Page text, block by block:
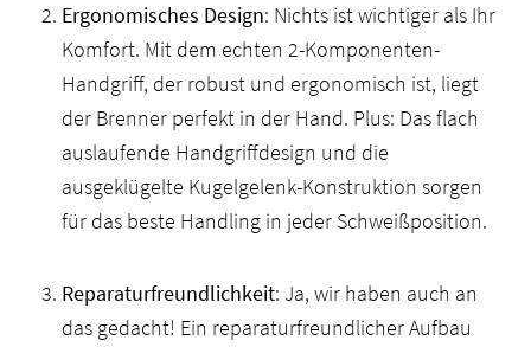
Ergonomisches Design: Nichts ist wichtiger als Ihr
Komfort. Mit dem echten 2-Komponenten-
Handgriff, der robust und ergonomisch ist, liegt
der Brenner perfekt in der Hand. Plus: Das flach
auslaufende Handgriffdesign und die
ausgeklügelte Kugelgelenk-Konstruktion sorgen
für das beste Handling in jeder Schweißposition.
Reparaturfreundlichkeit: Ja, wir haben auch an
das gedacht! Ein reparaturfreundlicher Aufbau